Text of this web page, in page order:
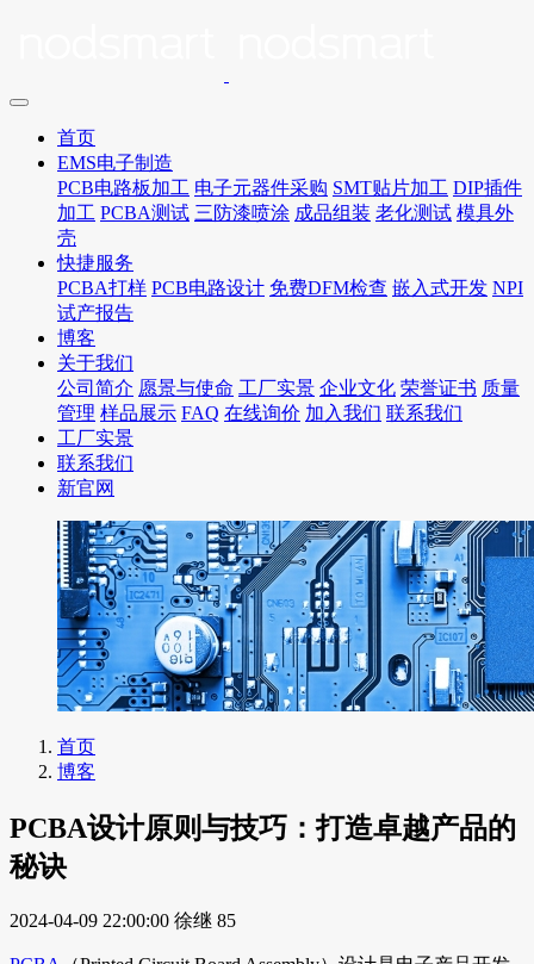
首页
EMS电子制造
PCB电路板加工 电子元器件采购 SMT贴片加工 DIP插件
加工 PCBA测试 三防漆喷涂 成品组装 老化测试 模具外
壳
快捷服务
PCBA打样 PCB电路设计 免费DFM检查 嵌入式开发 NPI
试产报告
博客
关于我们
公司简介 愿景与使命 工厂实景 企业文化 荣誉证书 质量
管理 样品展示 FAQ 在线询价 加入我们 联系我们
工厂实景
联系我们
新官网
首页
博客
PCBA设计原则与技巧：打造卓越产品的
秘诀
2024-04-09 22:00:00 徐继 85